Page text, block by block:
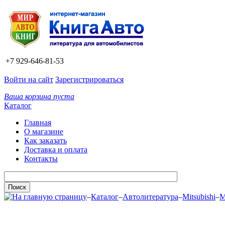
+7 929-646-81-53
Войти на сайт Зарегистрироваться
Ваша корзина пуста
Каталог
Главная
О магазине
Как заказать
Доставка и оплата
Контакты
–Каталог–Автолитература–Mitsubishi–